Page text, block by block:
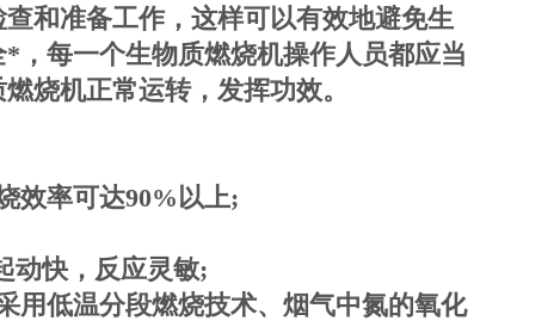
和准备工作，这样可以有效地避免生
，每一个生物质燃烧机操作人员都应当
烧机正常运转，发挥功效。
效率可达90%以上;
动快，反应灵敏;
用低温分段燃烧技术、烟气中氮的氧化